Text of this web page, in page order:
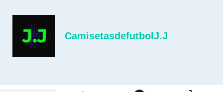
CamisetasdefutbolJ.J